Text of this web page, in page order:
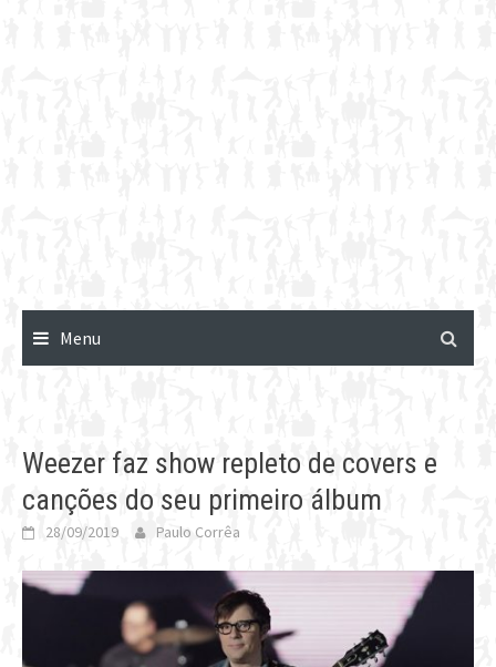
Menu
Weezer faz show repleto de covers e
canções do seu primeiro álbum
28/09/2019 Paulo Corrêa